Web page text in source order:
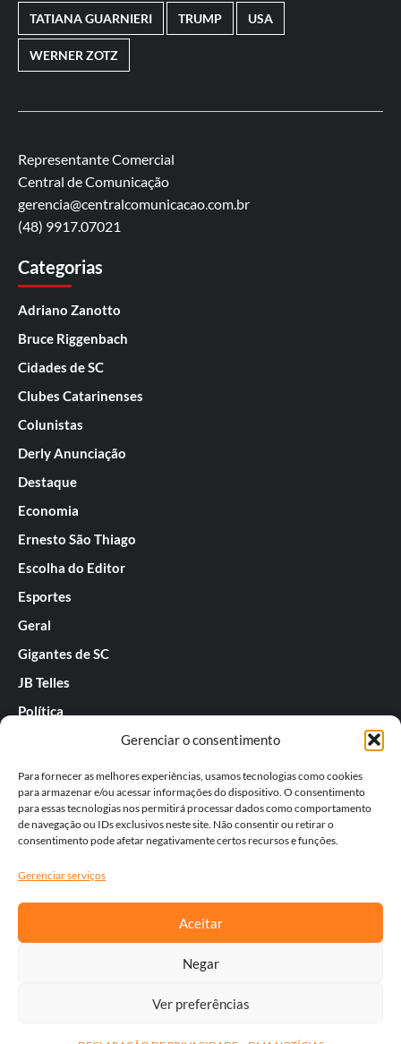
Gerenciar o consentimento
Para fornecer as melhores experiências, usamos tecnologias como cookies
para armazenar e/ou acessar informações do dispositivo. O consentimento
para essas tecnologias nos permitirá processar dados como comportamento
de navegação ou IDs exclusivos neste site. Não consentir ou retirar o
consentimento pode afetar negativamente certos recursos e funções.
Gerenciar serviços
Aceitar
Negar
Ver preferências
TATIANA GUARNIERI TRUMP USA
WERNER ZOTZ
Representante Comercial
Central de Comunicação
gerencia@centralcomunicacao.com.br
(48) 9917.07021
Categorias
Adriano Zanotto
Bruce Riggenbach
Cidades de SC
Clubes Catarinenses
Colunistas
Derly Anunciação
Destaque
Economia
Ernesto São Thiago
Escolha do Editor
Esportes
Geral
Gigantes de SC
JB Telles
Política
Rafael Guarnieri
Séries
Tatiana
Werner Zotz
Copyright © Todos os direitos reservados | wf5